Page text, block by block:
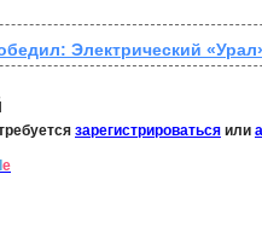
Электрический
зарегистрироваться или
e